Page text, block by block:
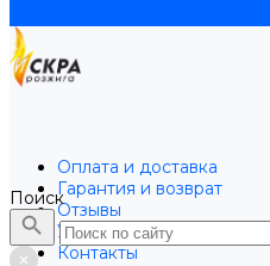
Оплата и доставка
Гарантия и возврат
Отзывы
Услуги
Контакты
Поиск